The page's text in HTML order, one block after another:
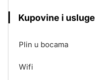
Kupovine i usluge
Plin u bocama
Wifi